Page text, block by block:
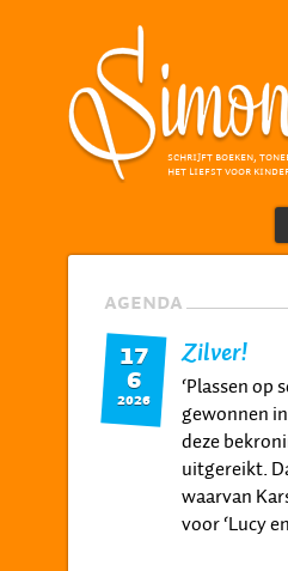
SCHRIJFT BOEKEN,
HET LIEFST VOOR
AGENDA
17
6
2026
Zilver!
‘Plassen op
gewonnen
deze
uitgereikt.
waarvan
voor ‘Lucy